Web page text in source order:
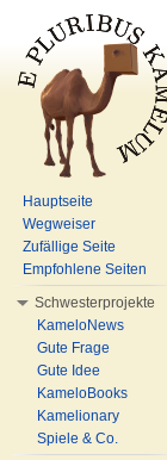
Hauptseite
Wegweiser
Zufällige Seite
Empfohlene Seiten
Schwesterprojekte
KameloNews
Gute Frage
Gute Idee
KameloBooks
Kamelionary
Spiele & Co.